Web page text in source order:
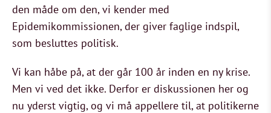
den måde om den, vi kender med
Epidemikommissionen, der giver faglige indspil,
som besluttes politisk.
Vi kan håbe på, at der går 100 år inden en ny krise.
Men vi ved det ikke. Derfor er diskussionen her og
nu yderst vigtig, og vi må appellere til, at politikerne